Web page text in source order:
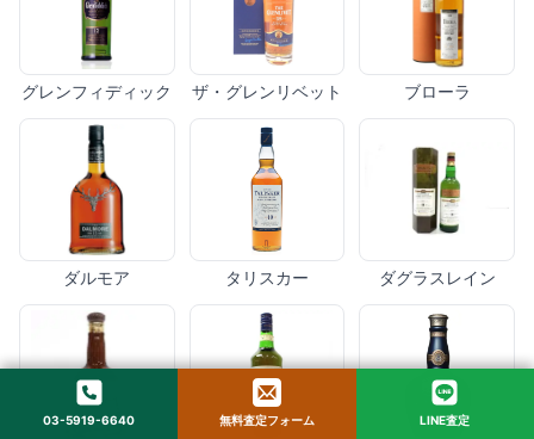
グレンフィディック ザ・グレンリベット ブローラ
ダルモア タリスカー ダグラスレイン
03-5919-6640 無料査定フォーム LINE査定